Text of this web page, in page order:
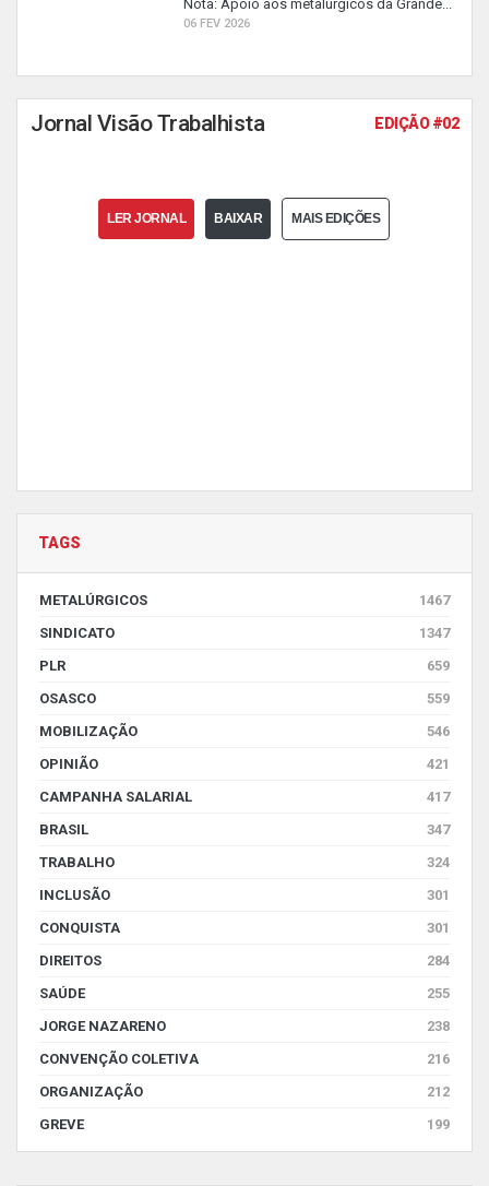
Nota: Apoio aos metalúrgicos da Grande...
06 FEV 2026
Jornal Visão Trabalhista EDIÇÃO #02
LER JORNAL BAIXAR MAIS EDIÇÕES
TAGS
METALÚRGICOS
1467
SINDICATO
1347
PLR
659
OSASCO
559
MOBILIZAÇÃO
546
OPINIÃO
421
CAMPANHA SALARIAL
417
BRASIL
347
TRABALHO
324
INCLUSÃO
301
CONQUISTA
301
DIREITOS
284
SAÚDE
255
JORGE NAZARENO
238
CONVENÇÃO COLETIVA
216
ORGANIZAÇÃO
212
GREVE
199